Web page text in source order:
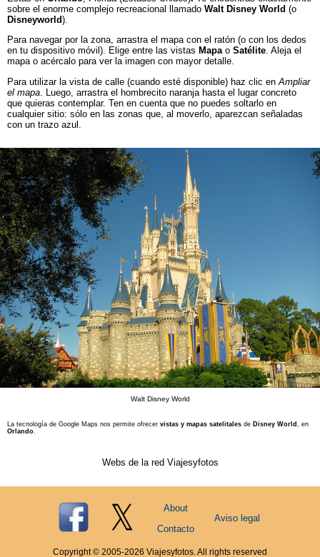
sobre el enorme complejo recreacional llamado Walt Disney World (o
Disneyworld).
Para navegar por la zona, arrastra el mapa con el ratón (o con los dedos
en tu dispositivo móvil). Elige entre las vistas Mapao Satélite. Aleja el
mapa o acércalo para ver la imagen con mayor detalle.
Para utilizar la vista de calle (cuando esté disponible) haz clic en Ampliar
el mapa . Luego, arrastra el hombrecito naranja hasta el lugar concreto
que quieras contemplar. Ten en cuenta que no puedes soltarlo en
cualquier sitio: sólo en las zonas que, al moverlo, aparezcan señaladas
con un trazo azul.
Walt Disney World
La tecnología de Google Maps nos permite ofrecer vistas y mapas satelitales de Disney World , en
Orlando.
Webs de la red Viajesyfotos
About
Contacto
Aviso legal
Copyright © 2005-2026 Viajesyfotos. All rights reserved